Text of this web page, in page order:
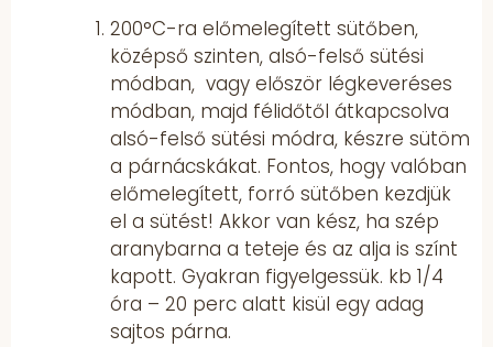
200°C-ra előmelegített sütőben,
középső szinten, alsó-felső sütési
módban, vagy először légkeveréses
módban, majd félidőtől átkapcsolva
alsó-felső sütési módra, készre sütöm
a párnácskákat. Fontos, hogy valóban
előmelegített, forró sütőben kezdjük
el a sütést! Akkor van kész, ha szép
aranybarna a teteje és az alja is színt
kapott. Gyakran figyelgessük. kb 1/4
óra – 20 perc alatt kisül egy adag
sajtos párna.